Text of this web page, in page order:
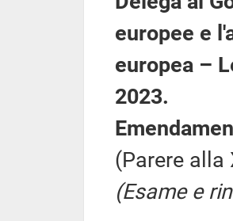
europee e
europea –
2023.
(Parere alla
(Esame e